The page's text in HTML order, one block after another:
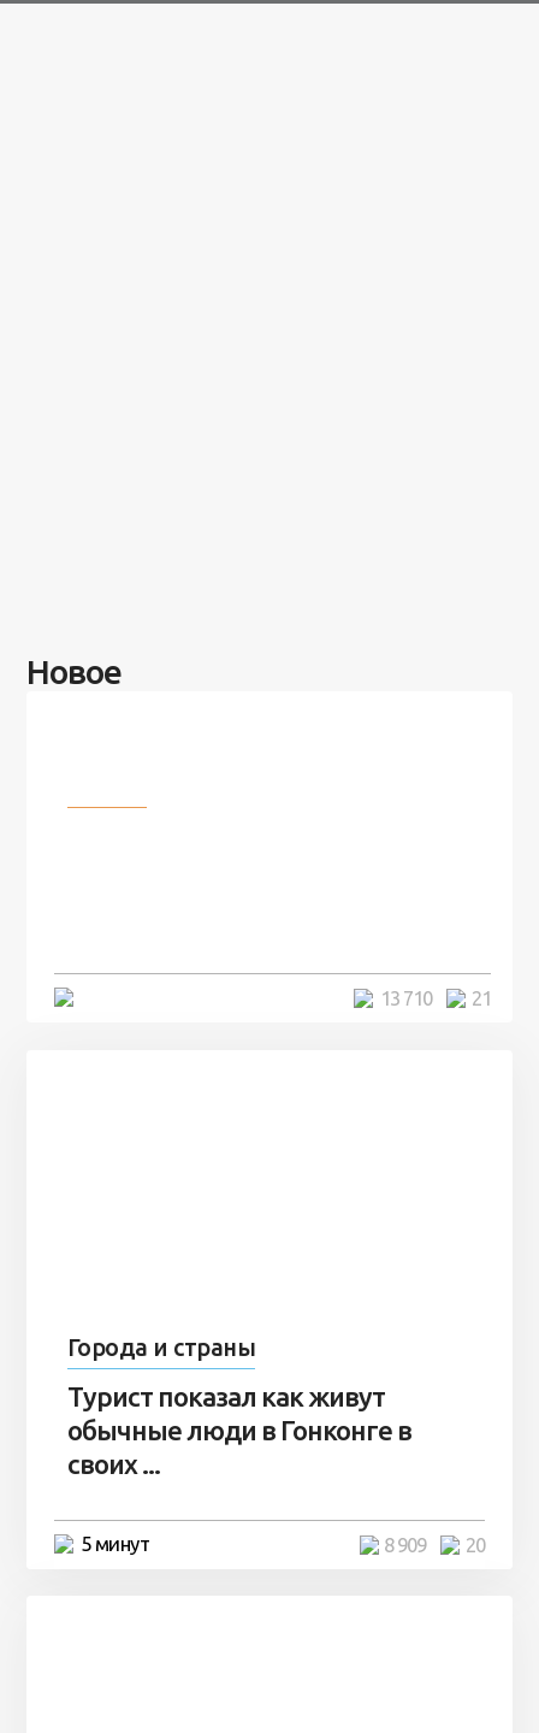
Новое
21
13 710
Города и страны
Турист показал как живут
обычные люди в Гонконге в
своих ...
5 минут 20
8 909